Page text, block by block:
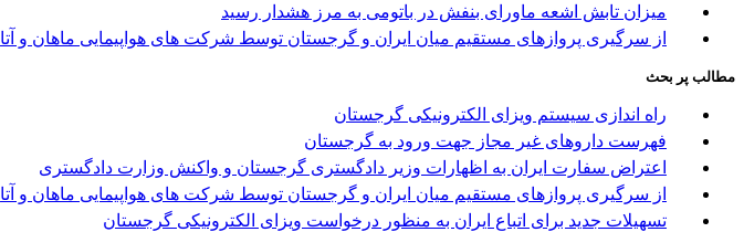
میزان تابش اشعه ماورای بنفش در باتومی به مرز هشدار رسید
از سرگیری پروازهای مستقیم میان ایران و گرجستان توسط شرکت های هواپیمایی ماهان و آتا
مطالب پر بحث
راه اندازی سیستم ویزای الکترونیکی گرجستان
فهرست داروهای غیر مجاز جهت ورود به گرجستان
اعتراض سفارت ایران به اظهارات وزیر دادگستری گرجستان و واکنش وزارت دادگستری
از سرگیری پروازهای مستقیم میان ایران و گرجستان توسط شرکت های هواپیمایی ماهان و آتا
تسهیلات جدید برای اتباع ایران به منظور درخواست ویزای الکترونیکی گرجستان